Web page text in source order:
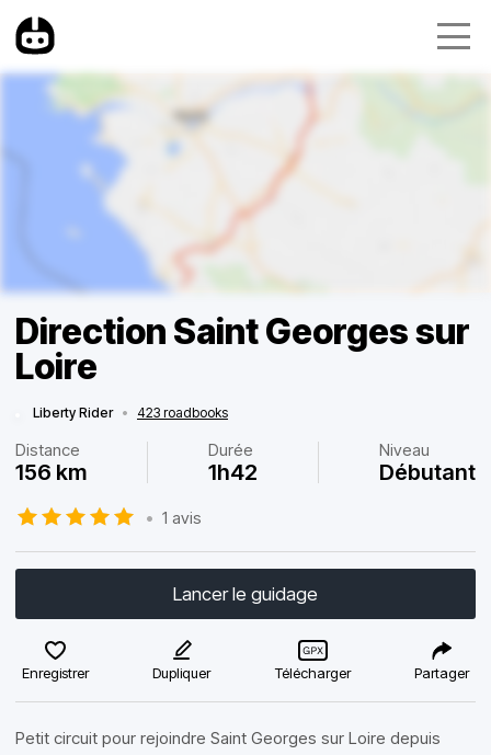
Direction Saint Georges sur
Loire
Liberty Rider • 423 roadbooks
Distance
156 km
Durée
1h42
Niveau
Débutant
• 1 avis
Lancer le guidage
Enregistrer Dupliquer Télécharger Partager
Petit circuit pour rejoindre Saint Georges sur Loire depuis